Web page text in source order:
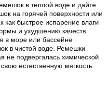
в теплой воде и дайте
на горячей поверхности или
быстрое испарение влаги
и ухудшению качеств
в море или бассейне
в чистой воде. Ремешки
не подвергалась химической
естественную мягкость